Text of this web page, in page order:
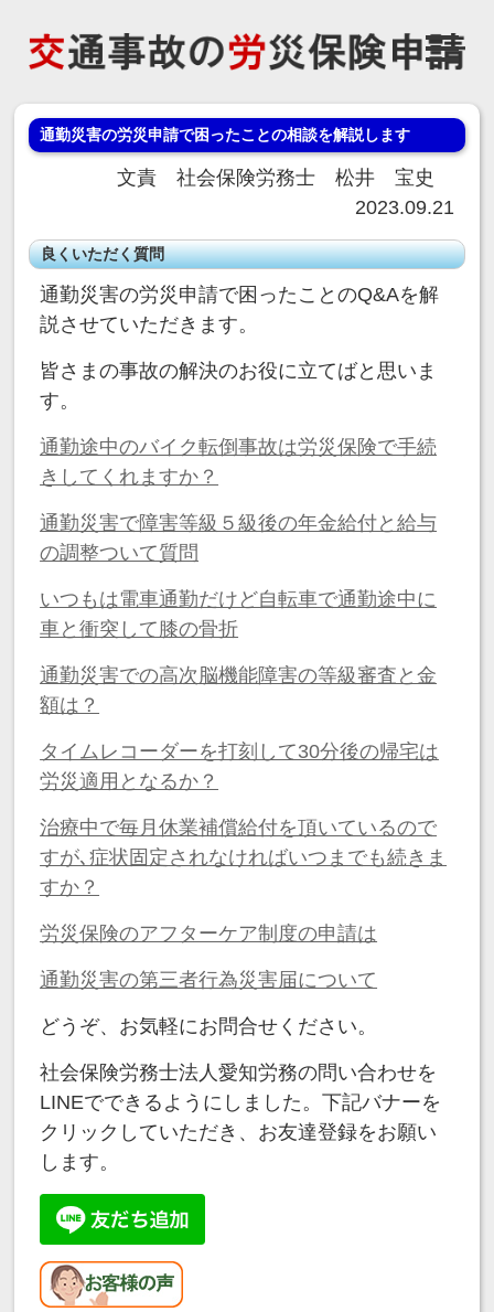
通勤災害の労災申請で困ったことの相談を解説します
文責 社会保険労務士 松井 宝史
2023.09.21
良くいただく質問
通勤災害の労災申請で困ったことのQ&Aを解
説させていただきます。
皆さまの事故の解決のお役に立てばと思いま
す。
通勤途中のバイク転倒事故は労災保険で手続
きしてくれますか？
通勤災害で障害等級５級後の年金給付と給与
の調整ついて質問
いつもは電車通勤だけど自転車で通勤途中に
車と衝突して膝の骨折
通勤災害での高次脳機能障害の等級審査と金
額は？
タイムレコーダーを打刻して30分後の帰宅は
労災適用となるか？
治療中で毎月休業補償給付を頂いているので
すが､症状固定されなければいつまでも続きま
すか？
労災保険のアフターケア制度の申請は
通勤災害の第三者行為災害届について
どうぞ、お気軽にお問合せください。
社会保険労務士法人愛知労務の問い合わせを
LINEでできるようにしました。下記バナーを
クリックしていただき、お友達登録をお願い
します。